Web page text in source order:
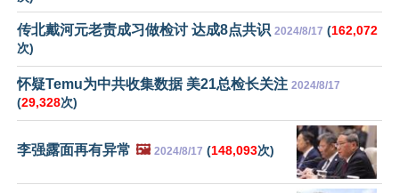
传北戴河元老责成习做检讨 达成8点共识 2024/8/17 (162,072
次)
怀疑Temu为中共收集数据 美21总检长关注 2024/8/17
(29,328次)
李强露面再有异常 🖼️ 2024/8/17 (148,093次)